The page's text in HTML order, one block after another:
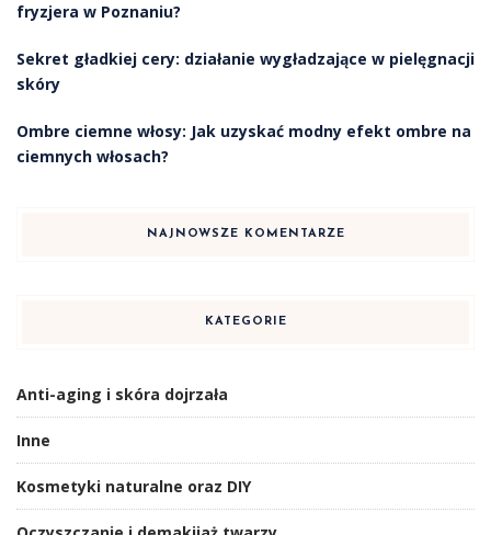
fryzjera w Poznaniu?
Sekret gładkiej cery: działanie wygładzające w pielęgnacji
skóry
Ombre ciemne włosy: Jak uzyskać modny efekt ombre na
ciemnych włosach?
NAJNOWSZE KOMENTARZE
KATEGORIE
Anti-aging i skóra dojrzała
Inne
Kosmetyki naturalne oraz DIY